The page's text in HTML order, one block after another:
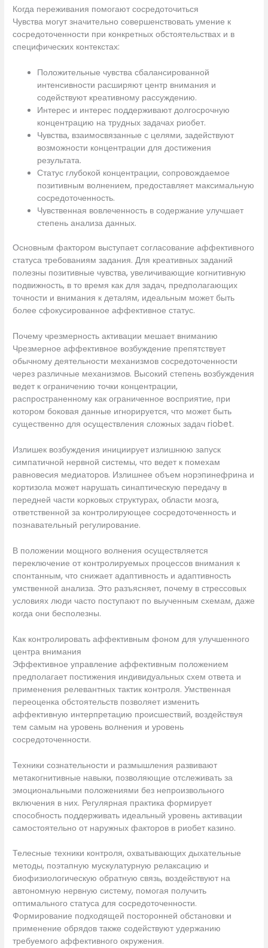
Когда переживания помогают сосредоточиться
Чувства могут значительно совершенствовать умение к
сосредоточенности при конкретных обстоятельствах и в
специфических контекстах:
Положительные чувства сбалансированной
интенсивности расширяют центр внимания и
содействуют креативному рассуждению.
Интерес и интерес поддерживают долгосрочную
концентрацию на трудных задачах риобет.
Чувства, взаимосвязанные с целями, задействуют
возможности концентрации для достижения
результата.
Статус глубокой концентрации, сопровождаемое
позитивным волнением, предоставляет максимальную
сосредоточенность.
Чувственная вовлеченность в содержание улучшает
степень анализа данных.
Основным фактором выступает согласование аффективного
статуса требованиям задания. Для креативных заданий
полезны позитивные чувства, увеличивающие когнитивную
подвижность, в то время как для задач, предполагающих
точности и внимания к деталям, идеальным может быть
более сфокусированное аффективное статус.
Почему чрезмерность активации мешает вниманию
Чрезмерное аффективное возбуждение препятствует
обычному деятельности механизмов сосредоточенности
через различные механизмов. Высокий степень возбуждения
ведет к ограничению точки концентрации,
распространенному как ограниченное восприятие, при
котором боковая данные игнорируется, что может быть
существенно для осуществления сложных задач riobet.
Излишек возбуждения инициирует излишнюю запуск
симпатичной нервной системы, что ведет к помехам
равновесия медиаторов. Излишнее объем норэпинефрина и
кортизола может нарушать синаптическую передачу в
передней части корковых структурах, области мозга,
ответственной за контролирующее сосредоточенность и
познавательный регулирование.
В положении мощного волнения осуществляется
переключение от контролируемых процессов внимания к
спонтанным, что снижает адаптивность и адаптивность
умственной анализа. Это разъясняет, почему в стрессовых
условиях люди часто поступают по выученным схемам, даже
когда они бесполезны.
Как контролировать аффективным фоном для улучшенного
центра внимания
Эффективное управление аффективным положением
предполагает постижения индивидуальных схем ответа и
применения релевантных тактик контроля. Умственная
переоценка обстоятельств позволяет изменить
аффективную интерпретацию происшествий, воздействуя
тем самым на уровень волнения и уровень
сосредоточенности.
Техники сознательности и размышления развивают
метакогнитивные навыки, позволяющие отслеживать за
эмоциональными положениями без непроизвольного
включения в них. Регулярная практика формирует
способность поддерживать идеальный уровень активации
самостоятельно от наружных факторов в риобет казино.
Телесные техники контроля, охватывающих дыхательные
методы, поэтапную мускулатурную релаксацию и
биофизиологическую обратную связь, воздействуют на
автономную нервную систему, помогая получить
оптимального статуса для сосредоточенности.
Формирование подходящей посторонней обстановки и
применение обрядов также содействуют удержанию
требуемого аффективного окружения.